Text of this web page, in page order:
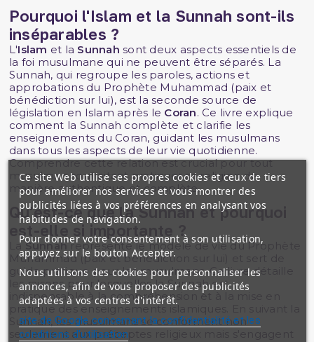
Pourquoi l'Islam et la Sunnah sont-ils
inséparables ?
L'Islam et la Sunnah sont deux aspects essentiels de
la foi musulmane qui ne peuvent être séparés. La
Sunnah, qui regroupe les paroles, actions et
approbations du Prophète Muhammad (paix et
bénédiction sur lui), est la seconde source de
législation en Islam après le Coran. Ce livre explique
comment la Sunnah complète et clarifie les
enseignements du Coran, guidant les musulmans
dans tous les aspects de leur vie quotidienne.
Comprendre cette relation est crucial pour tout
musulman souhaitant pratiquer sa religion de
manière authentique et complète.
Qu'est-ce que la Sunnah et pourquoi
est-elle si importante ?
La Sunnahreprésente le modèle de vie du Prophète
Muhammad (paix et bénédiction sur lui) et sert de
guide pratique pour les musulmans. Ce livre détaille
les raisons pour lesquelles la Sunnah est
indispensable à la compréhension et à la mise en
pratique des enseignements islamiques. En suivant la
Sunnah, les musulmans se conforment non
seulement aux préceptes religieux mais s'engagent
Ce site Web utilise ses propres cookies et ceux de tiers
pour améliorer nos services et vous montrer des
publicités liées à vos préférences en analysant vos
habitudes de navigation.
Pour donner votre consentement à son utilisation,
appuyez sur le bouton Accepter.
Nous utilisons des cookies pour personnaliser les
annonces, afin de vous proposer des publicités
adaptées à vos centres d'intérêt.
site de Google concernant la confidentialité et les
conditions d'utilisation